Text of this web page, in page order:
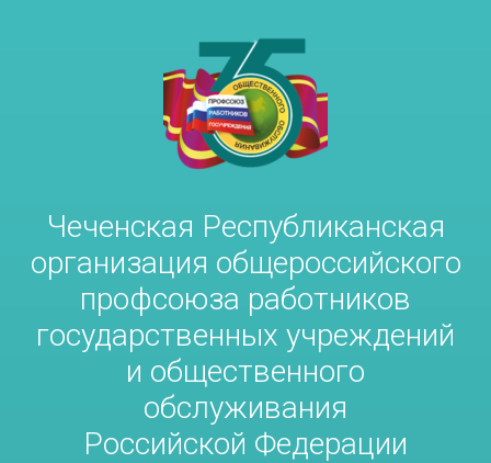
Чеченская Республиканская
организация общероссийского
профсоюза работников
государственных учреждений
и общественного
обслуживания
Российской Федерации